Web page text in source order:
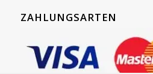
ZAHLUNGSARTEN